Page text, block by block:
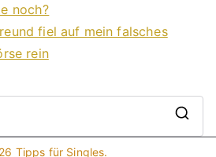
noch?
fiel auf mein falsches
rein
Tipps für Singles.